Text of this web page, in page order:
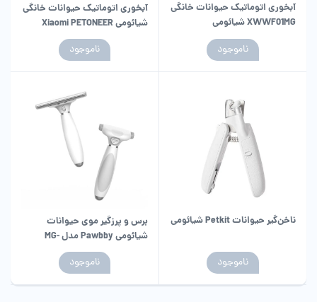
آبخوری اتوماتیک حیوانات خانگی
XWWF01MG شیائومی
ناموجود
آبخوری اتوماتیک حیوانات خانگی
شیائومی Xiaomi PETONEER
Fresco Mini Pro Smart Pet
Fountain WF001ناموجود
ناخن‌گیر حیوانات Petkit شیائومی
ناموجود
برس و پرزگیر موی حیوانات
شیائومی Pawbby مدل MG-
ناموجود